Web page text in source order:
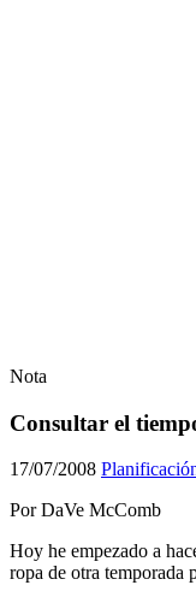
Nota
Consultar el
17/07/2008
Por DaVe McComb
Hoy he empezado a
ropa de otra temporada